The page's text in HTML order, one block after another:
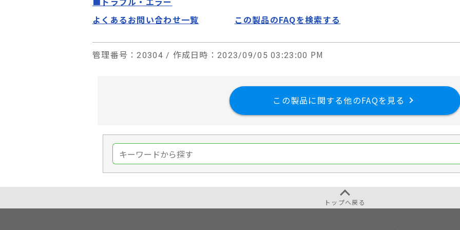
よくあるお問い合わせ一覧
この製品のFAQを検索する
管理番号 ：20304 / 作成日時 ：2023/09/05 03:23:00 PM
この製品に関する他のFAQを見る
トップへ戻る